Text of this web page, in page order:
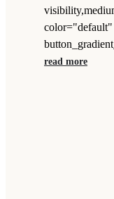
read more